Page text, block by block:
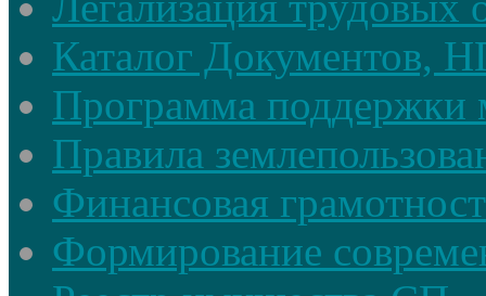
Каталог Документов,
Программа поддержки
Правила
Финансовая
Формирование